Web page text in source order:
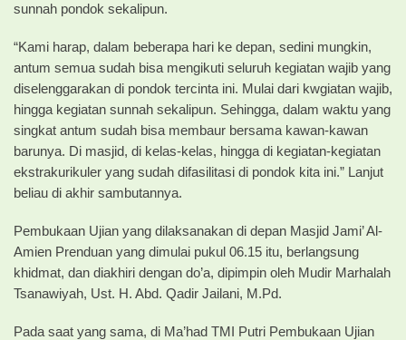
sunnah pondok sekalipun.
“Kami harap, dalam beberapa hari ke depan, sedini mungkin,
antum semua sudah bisa mengikuti seluruh kegiatan wajib yang
diselenggarakan di pondok tercinta ini. Mulai dari kwgiatan wajib,
hingga kegiatan sunnah sekalipun. Sehingga, dalam waktu yang
singkat antum sudah bisa membaur bersama kawan-kawan
barunya. Di masjid, di kelas-kelas, hingga di kegiatan-kegiatan
ekstrakurikuler yang sudah difasilitasi di pondok kita ini.” Lanjut
beliau di akhir sambutannya.
Pembukaan Ujian yang dilaksanakan di depan Masjid Jami’ Al-
Amien Prenduan yang dimulai pukul 06.15 itu, berlangsung
khidmat, dan diakhiri dengan do’a, dipimpin oleh Mudir Marhalah
Tsanawiyah, Ust. H. Abd. Qadir Jailani, M.Pd.
Pada saat yang sama, di Ma’had TMI Putri Pembukaan Ujian